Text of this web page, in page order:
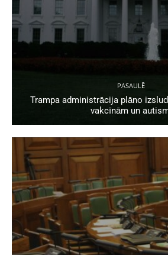
PASAULĒ
Trampa administrācija plāno
vakcīnām un